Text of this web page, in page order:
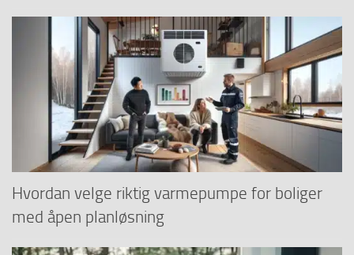
Hvordan velge riktig varmepumpe for boliger
med åpen planløsning